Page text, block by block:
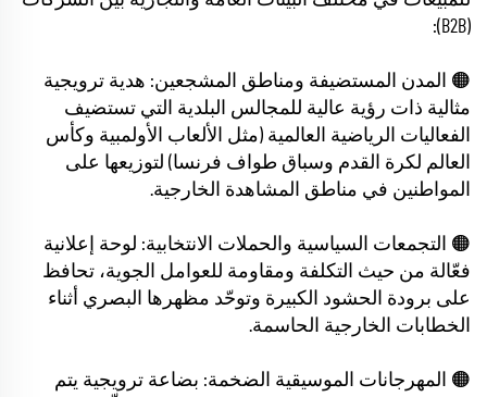
(B2B):
🟠 المدن المستضيفة ومناطق المشجعين: هدية ترويجية
مثالية ذات رؤية عالية للمجالس البلدية التي تستضيف
الفعاليات الرياضية العالمية (مثل الألعاب الأولمبية وكأس
العالم لكرة القدم وسباق طواف فرنسا) لتوزيعها على
المواطنين في مناطق المشاهدة الخارجية.
🟠 التجمعات السياسية والحملات الانتخابية: لوحة إعلانية
فعّالة من حيث التكلفة ومقاومة للعوامل الجوية، تحافظ
على برودة الحشود الكبيرة وتوحّد مظهرها البصري أثناء
الخطابات الخارجية الحاسمة.
🟠 المهرجانات الموسيقية الضخمة: بضاعة ترويجية يتم